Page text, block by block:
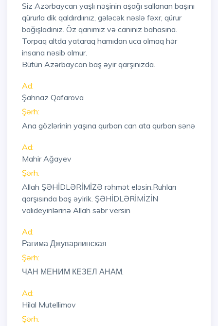
Siz Azərbaycan yaşlı nəşinin aşağı sallanan başını
qürurla dik qaldırdıınız, gələcək nəslə fəxr, qürur
bağışladınız. Öz qanımız və canınız bahasına.
Torpaq altda yataraq hamıdan uca olmaq hər
insana nəsib olmur.
Bütün Azərbaycan baş əyir qarşınızda.
Ad:
Şahnaz Qafarova
Şərh:
Ana gözlərinin yaşına qurban can ata qurban sənə
Ad:
Mahir Ağayev
Şərh:
Allah ŞƏHİDLƏRİMİZƏ rəhmət eləsin.Ruhları
qarşısında baş əyirik. ŞƏHİDLƏRİMİZİN
valideyinlərinə Allah səbr versin
Ad:
Рагима Джуварлинская
Şərh:
ЧАН МЕНИМ КЕЗЕЛ АНАМ.
Ad:
Hilal Mutellimov
Şərh: